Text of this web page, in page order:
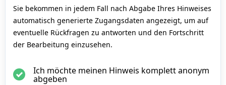
Sie bekommen in jedem Fall nach Abgabe Ihres Hinweises
automatisch generierte Zugangsdaten angezeigt, um auf
eventuelle Rückfragen zu antworten und den Fortschritt
der Bearbeitung einzusehen.
Ich möchte meinen Hinweis komplett anonym
abgeben